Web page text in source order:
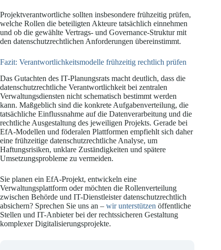
Projektverantwortliche sollten insbesondere frühzeitig prüfen,
welche Rollen die beteiligten Akteure tatsächlich einnehmen
und ob die gewählte Vertrags- und Governance-Struktur mit
den datenschutzrechtlichen Anforderungen übereinstimmt.
Fazit: Verantwortlichkeitsmodelle frühzeitig rechtlich prüfen
Das Gutachten des IT-Planungsrats macht deutlich, dass die
datenschutzrechtliche Verantwortlichkeit bei zentralen
Verwaltungsdiensten nicht schematisch bestimmt werden
kann. Maßgeblich sind die konkrete Aufgabenverteilung, die
tatsächliche Einflussnahme auf die Datenverarbeitung und die
rechtliche Ausgestaltung des jeweiligen Projekts. Gerade bei
EfA-Modellen und föderalen Plattformen empfiehlt sich daher
eine frühzeitige datenschutzrechtliche Analyse, um
Haftungsrisiken, unklare Zuständigkeiten und spätere
Umsetzungsprobleme zu vermeiden.
Sie planen ein EfA-Projekt, entwickeln eine
Verwaltungsplattform oder möchten die Rollenverteilung
zwischen Behörde und IT-Dienstleister datenschutzrechtlich
absichern? Sprechen Sie uns an – wir unterstützen öffentliche
Stellen und IT-Anbieter bei der rechtssicheren Gestaltung
komplexer Digitalisierungsprojekte.